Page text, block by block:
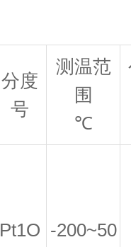
分度
号
测温范
围
℃
Pt1O -200~50